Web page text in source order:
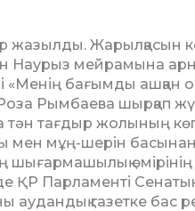
жазылды. Жарылқасын
Наурыз мейрамына
бағымды ашқан
Роза Рымбаева шырқап
тағдыр жолының
мұң-шерін басынан
шығармашылық
ҚР Парламенті
аудандық газетке бас